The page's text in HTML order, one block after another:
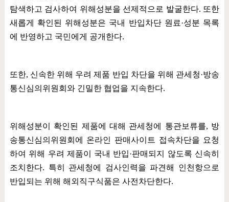
탐색하고 검사하여 위해성분을 선제적으로 발굴한다. 또한
새롭게 확인된 위해성분은 국내 반입차단 원료·성분 목록
에 반영하고 국민에게 공개한다.
또한, 신속한 위해 우려 제품 반입 차단을 위해 관세청·방송
통신심의위원회와 긴밀한 협업을 지속한다.
위해성분이 확인된 제품에 대해 관세청에 통관보류를, 방
송통신심의위원회에 온라인 판매사이트 접속차단을 요청
하여 위해 우려 제품이 국내 반입·판매되지 않도록 신속히
조치한다. 특히 관세청에 검사인력을 파견해 인천항으로
반입되는 위해 해외직구식품은 사전차단한다.